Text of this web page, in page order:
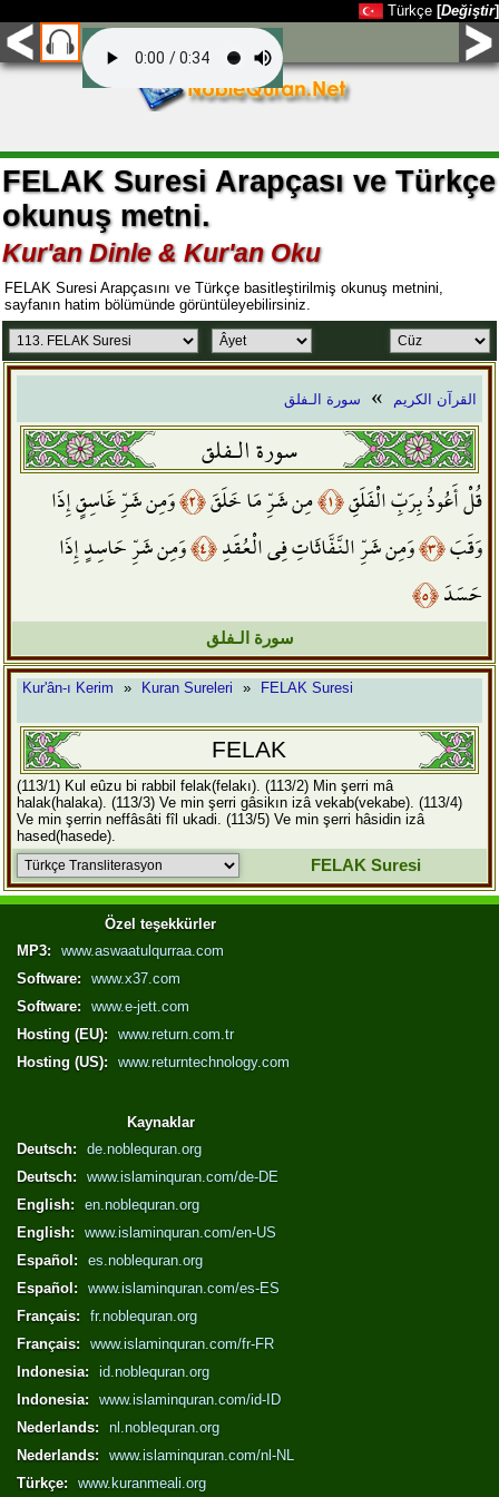
Türkçe [Değiştir]
FELAK Suresi Arapçası ve Türkçe
okunuş metni.
Kur'an Dinle & Kur'an Oku
FELAK Suresi Arapçasını ve Türkçe basitleştirilmiş okunuş metnini,
sayfanın hatim bölümünde görüntüleyebilirsiniz.
القرآن الكريم » سورة الـفلق
سورة الـفلق
قُلْ أَعُوذُ بِرَبِّ الْفَلَقِ﴿١﴾ مِن شَرِّ مَا خَلَقَ﴿٢﴾ وَمِن شَرِّ غَاسِقٍ إِذَا
وَقَبَ﴿٣﴾ وَمِن شَرِّ النَّفَّاثَاتِ فِي الْعُقَدِ﴿٤﴾ وَمِن شَرِّ حَاسِدٍ إِذَا
حَسَدَ﴿٥﴾
سورة الـفلق
Kur'ân-ı Kerim » Kuran Sureleri » FELAK Suresi
FELAK
(113/1) Kul eûzu bi rabbil felak(felakı). (113/2) Min şerri mâ
halak(halaka). (113/3) Ve min şerri gâsikın izâ vekab(vekabe). (113/4)
Ve min şerrin neffâsâti fîl ukadi. (113/5) Ve min şerri hâsidin izâ
hased(hasede).
FELAK Suresi
Özel teşekkürler
MP3:
www.aswaatulqurraa.com
Software:
www.x37.com
Software:
www.e-jett.com
Hosting (EU):
www.return.com.tr
Hosting (US):
www.returntechnology.com
Kaynaklar
Deutsch:
de.noblequran.org
Deutsch:
www.islaminquran.com/de-DE
English:
en.noblequran.org
English:
www.islaminquran.com/en-US
Español:
es.noblequran.org
Español:
www.islaminquran.com/es-ES
Français:
fr.noblequran.org
Français:
www.islaminquran.com/fr-FR
Indonesia:
id.noblequran.org
Indonesia:
www.islaminquran.com/id-ID
Nederlands:
nl.noblequran.org
Nederlands:
www.islaminquran.com/nl-NL
Türkçe:
www.kuranmeali.org